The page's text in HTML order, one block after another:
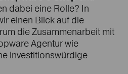
dabei eine Rolle? In
einen Blick auf die
die Zusammenarbeit mit
Agentur wie
investitionswürdige